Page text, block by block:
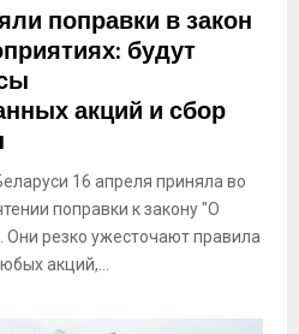
поправки в закон
будут
акций и сбор
16 апреля приняла во
поправки к закону "О
Они резко ужесточают правила
акций,...